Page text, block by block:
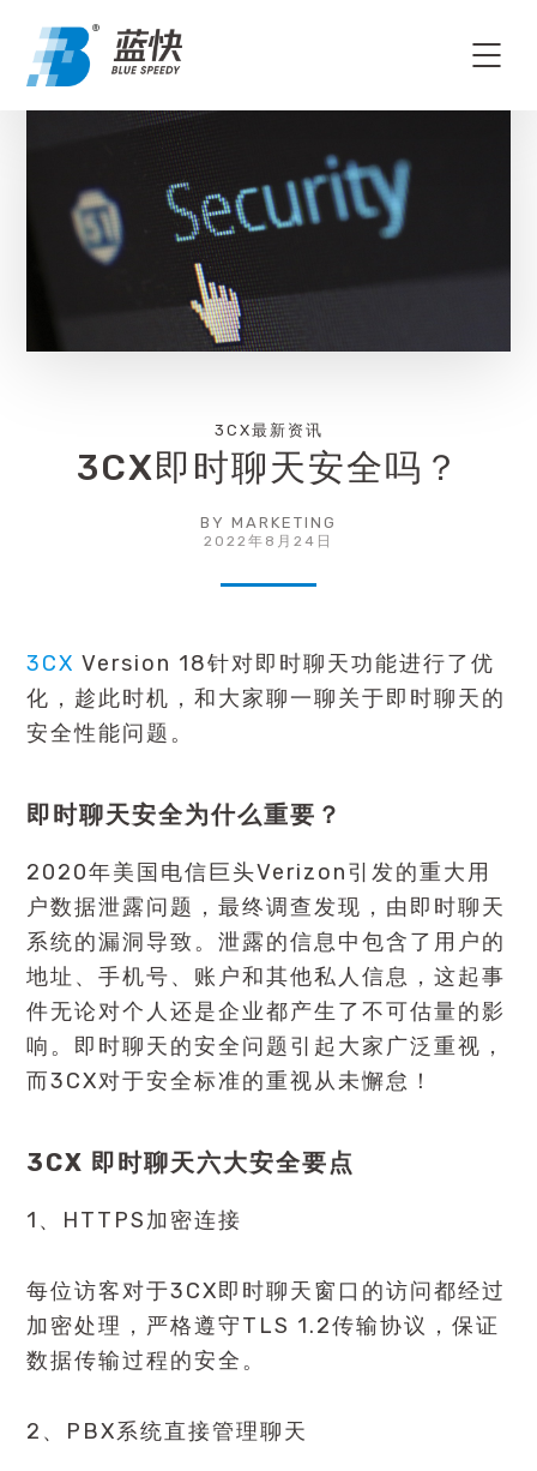
3CX最新资讯
3CX即时聊天安全吗？
BY MARKETING
2022年8月24日
3CX Version 18针对即时聊天功能进行了优
化，趁此时机，和大家聊一聊关于即时聊天的
安全性能问题。
即时聊天安全为什么重要？
2020年美国电信巨头Verizon引发的重大用
户数据泄露问题，最终调查发现，由即时聊天
系统的漏洞导致。泄露的信息中包含了用户的
地址、手机号、账户和其他私人信息，这起事
件无论对个人还是企业都产生了不可估量的影
响。即时聊天的安全问题引起大家广泛重视，
而3CX对于安全标准的重视从未懈怠！
3CX 即时聊天六大安全要点
1、HTTPS加密连接
每位访客对于3CX即时聊天窗口的访问都经过
加密处理，严格遵守TLS 1.2传输协议，保证
数据传输过程的安全。
2、PBX系统直接管理聊天